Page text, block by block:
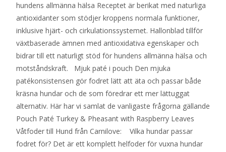
hundens allmänna hälsa Receptet är berikat med naturliga
antioxidanter som stödjer kroppens normala funktioner,
inklusive hjärt- och cirkulationssystemet. Hallonblad tillför
växtbaserade ämnen med antioxidativa egenskaper och
bidrar till ett naturligt stöd för hundens allmänna hälsa och
motståndskraft. Mjuk paté i pouch Den mjuka
patékonsistensen gör fodret lätt att äta och passar både
kräsna hundar och de som föredrar ett mer lättuggat
alternativ. Här har vi samlat de vanligaste frågorna gällande
Pouch Paté Turkey & Pheasant with Raspberry Leaves
Våtfoder till Hund från Carnilove: Vilka hundar passar
fodret för? Det är ett komplett helfoder för vuxna hundar